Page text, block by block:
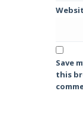
Save
this